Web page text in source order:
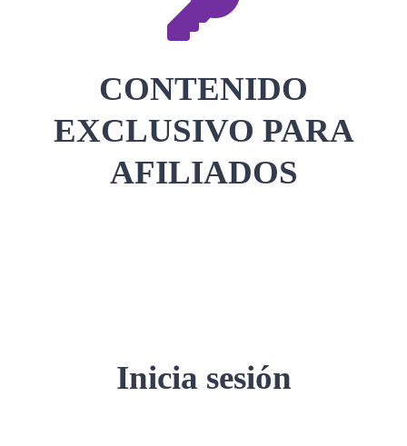
CONTENIDO
EXCLUSIVO PARA
AFILIADOS
Inicia sesión